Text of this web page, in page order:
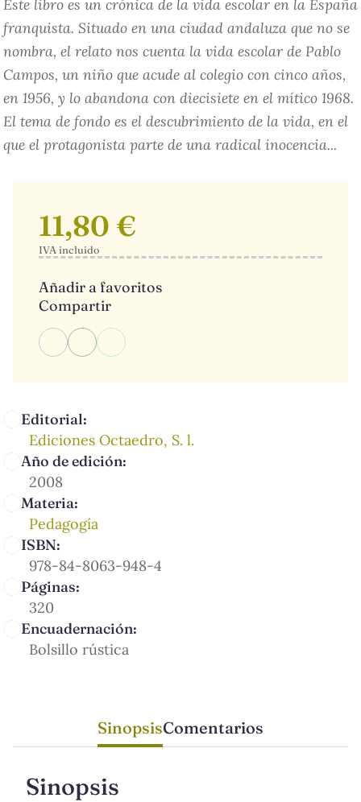
Este libro es un crónica de la vida escolar en la España
franquista. Situado en una ciudad andaluza que no se
nombra, el relato nos cuenta la vida escolar de Pablo
Campos, un niño que acude al colegio con cinco años,
en 1956, y lo abandona con diecisiete en el mítico 1968.
El tema de fondo es el descubrimiento de la vida, en el
que el protagonista parte de una radical inocencia...
Editorial:
Ediciones Octaedro, S. l.
Año de edición:
2008
Materia:
Pedagogía
ISBN:
978-84-8063-948-4
Páginas:
320
Encuadernación:
Bolsillo rústica
11,80 €
IVA incluido
Añadir a favoritos
Compartir
SinopsisComentarios
Sinopsis